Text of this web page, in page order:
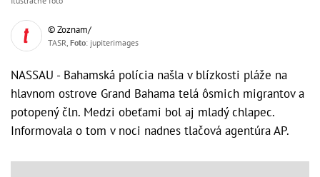
© Zoznam/
TASR, Foto: jupiterimages
NASSAU - Bahamská polícia našla v blízkosti pláže na
hlavnom ostrove Grand Bahama telá ôsmich migrantov a
potopený čln. Medzi obeťami bol aj mladý chlapec.
Informovala o tom v noci nadnes tlačová agentúra AP.